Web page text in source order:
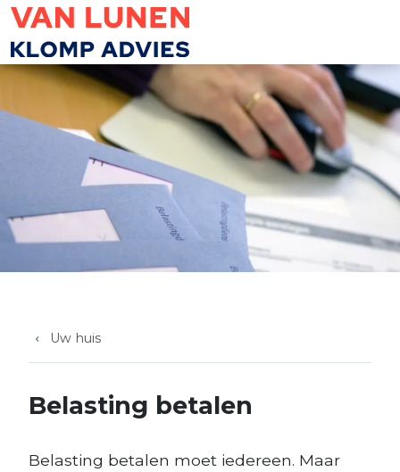
Overslaan en naar de inhoud gaan
Uw huis
Belasting betalen
Belasting betalen moet iedereen. Maar